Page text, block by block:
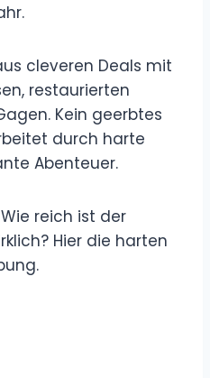
cleveren Deals mit
restaurierten
Kein geerbtes
durch harte
Abenteuer.
reich ist der
Hier die harten